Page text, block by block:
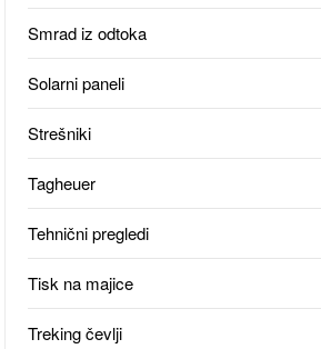
Smrad iz odtoka
Solarni paneli
Strešniki
Tagheuer
Tehnični pregledi
Tisk na majice
Treking čevlji